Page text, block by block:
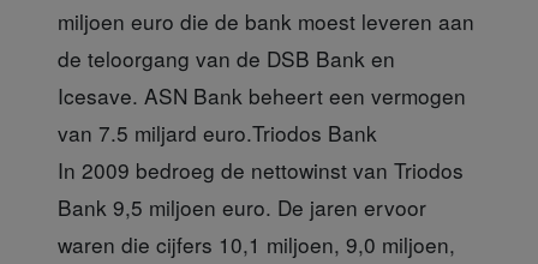
miljoen euro die de bank moest leveren aan
de teloorgang van de DSB Bank en
Icesave. ASN Bank beheert een vermogen
van 7.5 miljard euro.Triodos Bank
In 2009 bedroeg de nettowinst van Triodos
Bank 9,5 miljoen euro. De jaren ervoor
waren die cijfers 10,1 miljoen, 9,0 miljoen,